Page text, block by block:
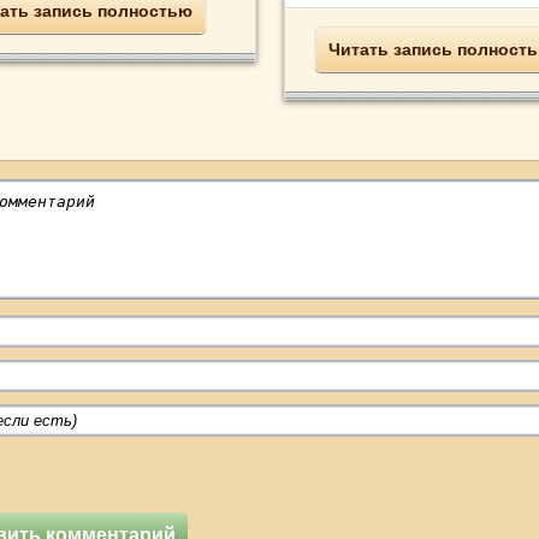
запись полностью
Читать запись